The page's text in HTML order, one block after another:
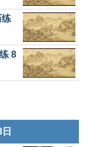
练
8